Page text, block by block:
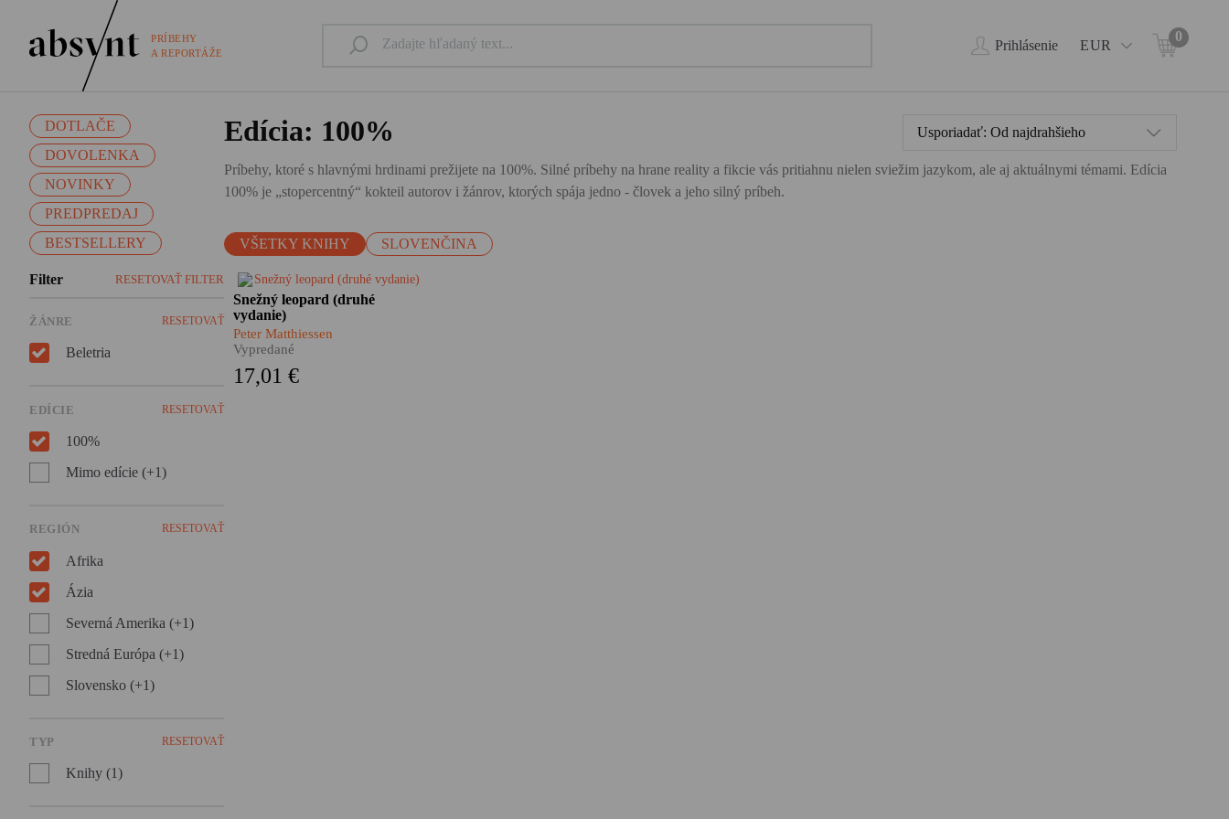
PRÍBEHY
A REPORTÁŽE
Prihlásenie EUR
0
DOTLAČE
DOVOLENKA
NOVINKY
PREDPREDAJ
BESTSELLERY
Filter RESETOVAŤ FILTER
ŽÁNRE RESETOVAŤ
Beletria
EDÍCIE RESETOVAŤ
100%
Mimo edície (+1)
REGIÓN RESETOVAŤ
Afrika
Ázia
Severná Amerika (+1)
Stredná Európa (+1)
Slovensko (+1)
TYP RESETOVAŤ
Knihy (1)
Edícia: 100%
Príbehy, ktoré s hlavnými hrdinami prežijete na 100%. Silné príbehy na hrane reality a fikcie vás pritiahnu nielen sviežim jazykom, ale aj aktuálnymi témami. Edícia
100% je „stopercentný“ kokteil autorov i žánrov, ktorých spája jedno - človek a jeho silný príbeh.
VŠETKY KNIHY SLOVENČINA
Usporiadať: Od najdrahšieho
Himalájske dobrodružstvo,
nezvyčajný cestopis, hlboká
meditácia i silný
autobiografický román. Taký je
Matthiessena, pútnika po
Snežný leopard (druhé
vydanie)
Peter Matthiessen
Vypredané
17,01 €